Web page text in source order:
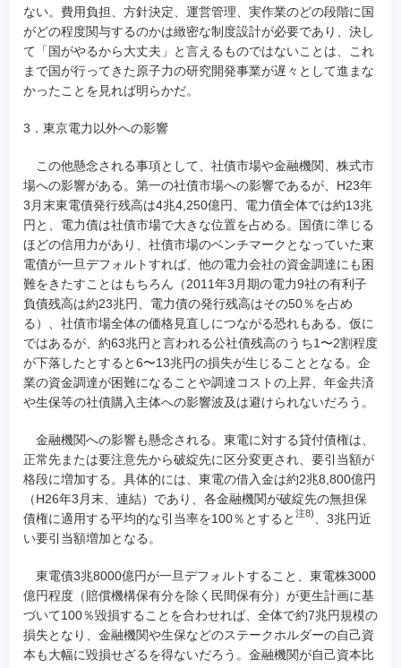
ない。費用負担、方針決定、運営管理、実作業のどの段階に国
がどの程度関与するのかは緻密な制度設計が必要であり、決し
て「国がやるから大丈夫」と言えるものではないことは、これ
まで国が行ってきた原子力の研究開発事業が遅々として進まな
かったことを見れば明らかだ。
3．東京電力以外への影響
この他懸念される事項として、社債市場や金融機関、株式市
場への影響がある。第一の社債市場への影響であるが、H23年
3月末東電債発行残高は4兆4,250億円、電力債全体では約13兆
円と、電力債は社債市場で大きな位置を占める。国債に準じる
ほどの信用力があり、社債市場のベンチマークとなっていた東
電債が一旦デフォルトすれば、他の電力会社の資金調達にも困
難をきたすことはもちろん（2011年3月期の電力9社の有利子
負債残高は約23兆円、電力債の発行残高はその50％を占め
る）、社債市場全体の価格見直しにつながる恐れもある。仮に
ではあるが、約63兆円と言われる公社債残高のうち1〜2割程度
が下落したとすると6〜13兆円の損失が生じることとなる。企
業の資金調達が困難になることや調達コストの上昇、年金共済
や生保等の社債購入主体への影響波及は避けられないだろう。
金融機関への影響も懸念される。東電に対する貸付債権は、
正常先または要注意先から破綻先に区分変更され、要引当額が
格段に増加する。具体的には、東電の借入金は約2兆8,800億円
（H26年3月末、連結）であり、各金融機関が破綻先の無担保
債権に適用する平均的な引当率を100％とすると 注8)
、3兆円近
い要引当額増加となる。
東電債3兆8000億円が一旦デフォルトすること、東電株3000
億円程度（賠償機構保有分を除く民間保有分）が更生計画に基
づいて100％毀損することを合わせれば、全体で約7兆円規模の
損失となり、金融機関や生保などのステークホルダーの自己資
本も大幅に毀損せざるを得ないだろう。金融機関が自己資本比